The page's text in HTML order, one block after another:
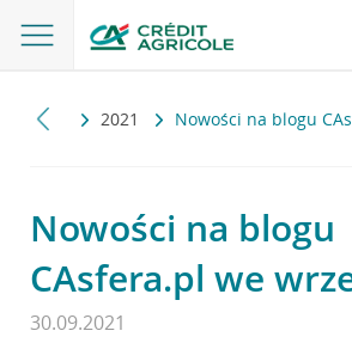
2021 Nowości na blogu
Nowości na blogu
CAsfera.pl we
30.09.2021